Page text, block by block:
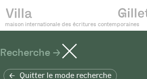
maison internationale des écritures contemporaines
Recherche
Quitter le mode recherche